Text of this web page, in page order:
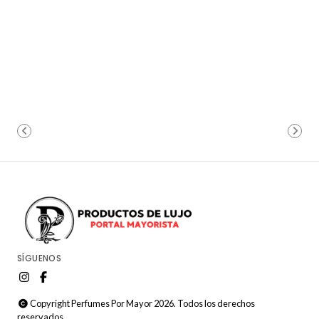
SÍGUENOS
Copyright Perfumes Por Mayor 2026. Todos los derechos